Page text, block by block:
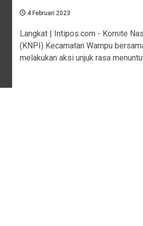
4 Februari 2023
Langkat | Intipos.com - Komite
(KNPI) Kecamatan Wampu
melakukan aksi unjuk rasa